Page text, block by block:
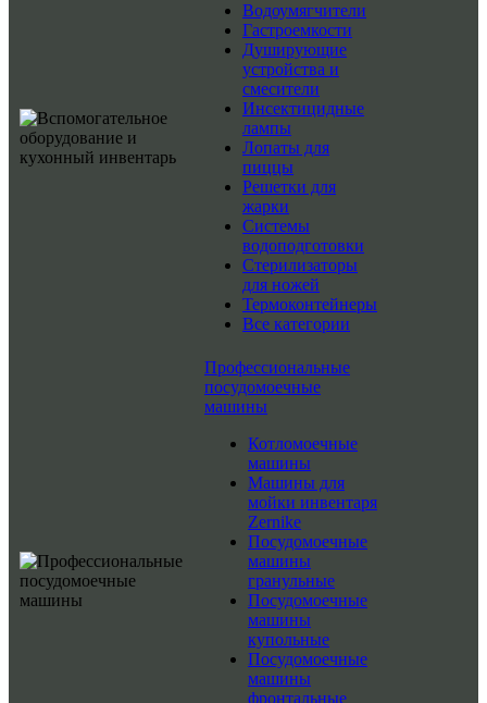
Водоумягчители
Гастроемкости
Душирующие
устройства и
смесители
Инсектицидные
лампы
Лопаты для
пиццы
Решетки для
жарки
Системы
водоподготовки
Стерилизаторы
для ножей
Термоконтейнеры
Все категории
Профессиональные
посудомоечные
машины
Котломоечные
машины
Машины для
мойки инвентаря
Zernike
Посудомоечные
машины
гранульные
Посудомоечные
машины
купольные
Посудомоечные
машины
фронтальные